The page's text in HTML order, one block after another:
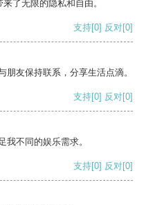
了无限的隐私和自由。
支持[0] 反对[0]
友保持联系，分享生活点滴。
支持[0] 反对[0]
我不同的娱乐需求。
支持[0] 反对[0]